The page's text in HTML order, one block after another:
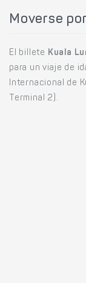
Moverse
El billete Kuala
para un viaje de
Internacional de
Terminal 2).